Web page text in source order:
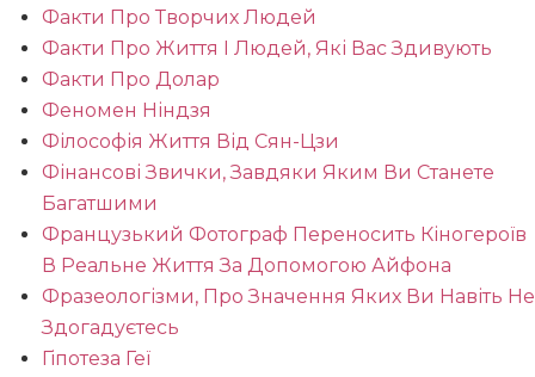
Факти Про Творчих Людей
Факти Про Життя І Людей, Які Вас Здивують
Факти Про Долар
Феномен Ніндзя
Філософія Життя Від Сян-Цзи
Фінансові Звички, Завдяки Яким Ви Станете
Багатшими
Французький Фотограф Переносить Кіногероїв
В Реальне Життя За Допомогою Айфона
Фразеологізми, Про Значення Яких Ви Навіть Не
Здогадуєтесь
Гіпотеза Геї